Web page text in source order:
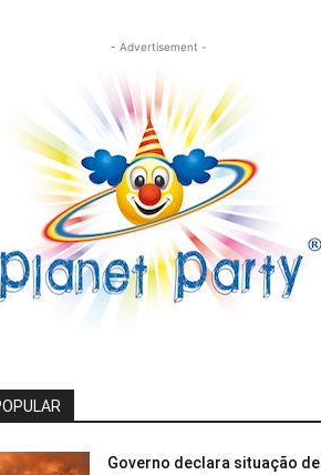
- Advertisement -
Governo declara situação de